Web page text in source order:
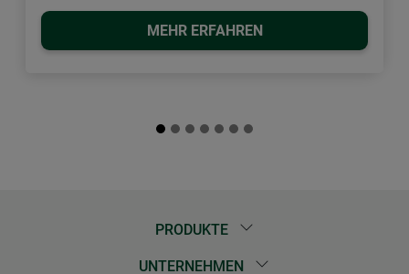
MEHR ERFAHREN
PRODUKTE
UNTERNEHMEN